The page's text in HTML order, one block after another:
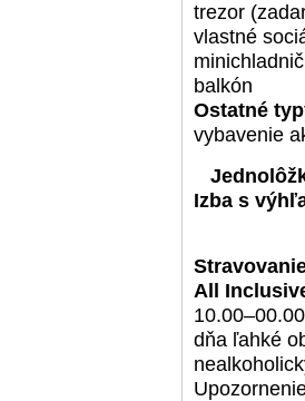
trezor
vlastné
balkón
Ostatné
vybavenie
Izba s
All
dňa ľahké